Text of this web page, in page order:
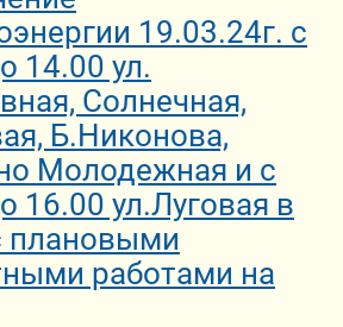
19.03.24г. с
14.00 ул.
Солнечная,
Б.Никонова,
Молодежная и с
16.00 ул.Луговая в
плановыми
работами на